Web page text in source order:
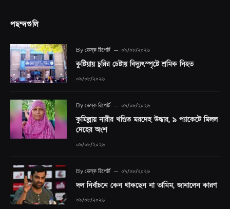
পছন্দগুলি
By ডেস্ক রিপোর্ট ০৯/০৮/২০২৬
কুষ্টিয়ায় চুরির চেষ্টায় বিদ্যুৎস্পৃষ্টে শ্রমিক নিহত
০৯/০৮/২০২৬
By ডেস্ক রিপোর্ট ০৯/০৮/২০২৬
কুমিল্লায় নারীর খণ্ডিত মরদেহ উদ্ধার, ৯ প্যাকেটে মিলল
দেহের অংশ
০৯/০৮/২০২৬
By ডেস্ক রিপোর্ট ০৯/০৮/২০২৬
দল নির্বাচনে কেন থাকছেন না তামিম, জানালেন কারণ
০৯/০৮/২০২৬